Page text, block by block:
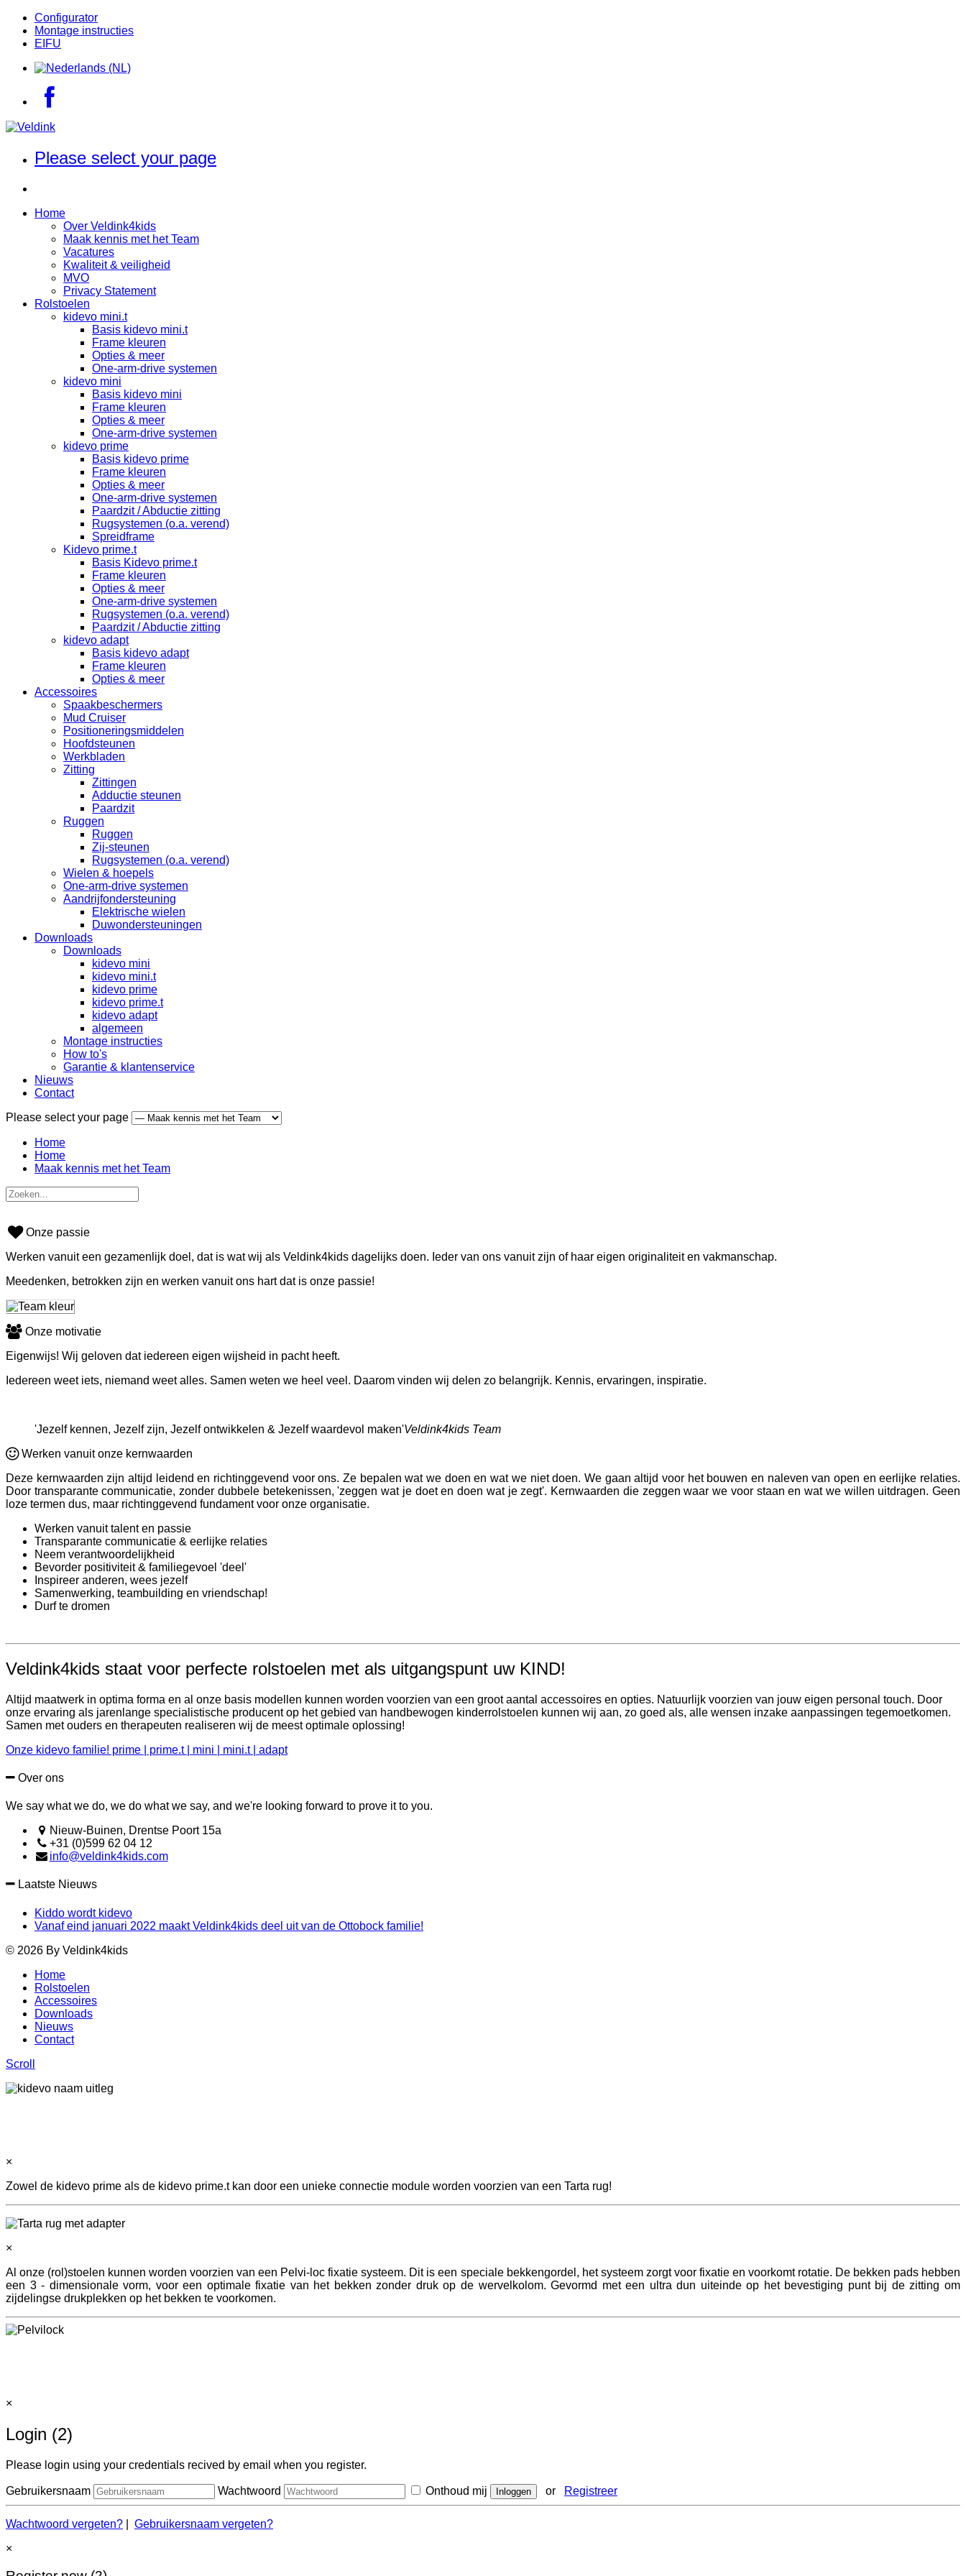
Configurator
Montage instructies
EIFU
Please select your page
Home
Over Veldink4kids
Maak kennis met het Team
Vacatures
Kwaliteit & veiligheid
MVO
Privacy Statement
Rolstoelen
kidevo mini.t
Basis kidevo mini.t
Frame kleuren
Opties & meer
One-arm-drive systemen
kidevo mini
Basis kidevo mini
Frame kleuren
Opties & meer
One-arm-drive systemen
kidevo prime
Basis kidevo prime
Frame kleuren
Opties & meer
One-arm-drive systemen
Paardzit / Abductie zitting
Rugsystemen (o.a. verend)
Spreidframe
Kidevo prime.t
Basis Kidevo prime.t
Frame kleuren
Opties & meer
One-arm-drive systemen
Rugsystemen (o.a. verend)
Paardzit / Abductie zitting
kidevo adapt
Basis kidevo adapt
Frame kleuren
Opties & meer
Accessoires
Spaakbeschermers
Mud Cruiser
Positioneringsmiddelen
Hoofdsteunen
Werkbladen
Zitting
Zittingen
Adductie steunen
Paardzit
Ruggen
Ruggen
Zij-steunen
Rugsystemen (o.a. verend)
Wielen & hoepels
One-arm-drive systemen
Aandrijfondersteuning
Elektrische wielen
Duwondersteuningen
Downloads
Downloads
kidevo mini
kidevo mini.t
kidevo prime
kidevo prime.t
kidevo adapt
algemeen
Montage instructies
How to's
Garantie & klantenservice
Nieuws
Contact
Please select your page
Home
Home
Maak kennis met het Team
Onze passie
Werken vanuit een gezamenlijk doel, dat is wat wij als Veldink4kids dagelijks doen. Ieder van ons vanuit zijn of haar eigen originaliteit en vakmanschap.
Meedenken, betrokken zijn en werken vanuit ons hart dat is onze passie!
Onze motivatie
Eigenwijs! Wij geloven dat iedereen eigen wijsheid in pacht heeft.
Iedereen weet iets, niemand weet alles. Samen weten we heel veel. Daarom vinden wij delen zo belangrijk. Kennis, ervaringen, inspiratie.
'Jezelf kennen, Jezelf zijn, Jezelf ontwikkelen & Jezelf waardevol maken'Veldink4kids Team
Werken vanuit onze kernwaarden
Deze kernwaarden zijn altijd leidend en richtinggevend voor ons. Ze bepalen wat we doen en wat we niet doen. We gaan altijd voor het bouwen en naleven van open en eerlijke relaties.
Door transparante communicatie, zonder dubbele betekenissen, 'zeggen wat je doet en doen wat je zegt'. Kernwaarden die zeggen waar we voor staan en wat we willen uitdragen. Geen
loze termen dus, maar richtinggevend fundament voor onze organisatie.
Werken vanuit talent en passie
Transparante communicatie & eerlijke relaties
Neem verantwoordelijkheid
Bevorder positiviteit & familiegevoel 'deel'
Inspireer anderen, wees jezelf
Samenwerking, teambuilding en vriendschap!
Durf te dromen
Veldink4kids staat voor perfecte rolstoelen met als uitgangspunt uw KIND!
Altijd maatwerk in optima forma en al onze basis modellen kunnen worden voorzien van een groot aantal accessoires en opties. Natuurlijk voorzien van jouw eigen personal touch. Door
onze ervaring als jarenlange specialistische producent op het gebied van handbewogen kinderrolstoelen kunnen wij aan, zo goed als, alle wensen inzake aanpassingen tegemoetkomen.
Samen met ouders en therapeuten realiseren wij de meest optimale oplossing!
Onze kidevo familie! prime | prime.t | mini | mini.t | adapt
Over ons
We say what we do, we do what we say, and we're looking forward to prove it to you.
Nieuw-Buinen, Drentse Poort 15a
+31 (0)599 62 04 12
info@veldink4kids.com
Laatste Nieuws
Kiddo wordt kidevo
Vanaf eind januari 2022 maakt Veldink4kids deel uit van de Ottobock familie!
© 2026 By Veldink4kids
Home
Rolstoelen
Accessoires
Downloads
Nieuws
Contact
Scroll
×
Zowel de kidevo prime als de kidevo prime.t kan door een unieke connectie module worden voorzien van een Tarta rug!
×
Al onze (rol)stoelen kunnen worden voorzien van een Pelvi-loc fixatie systeem. Dit is een speciale bekkengordel, het systeem zorgt voor fixatie en voorkomt rotatie. De bekken pads hebben
een 3 - dimensionale vorm, voor een optimale fixatie van het bekken zonder druk op de wervelkolom. Gevormd met een ultra dun uiteinde op het bevestiging punt bij de zitting om
zijdelingse drukplekken op het bekken te voorkomen.
×
Login (2)
Please login using your credentials recived by email when you register.
Gebruikersnaam Wachtwoord Onthoud mij or Registreer
Wachtwoord vergeten?
Gebruikersnaam vergeten?
×